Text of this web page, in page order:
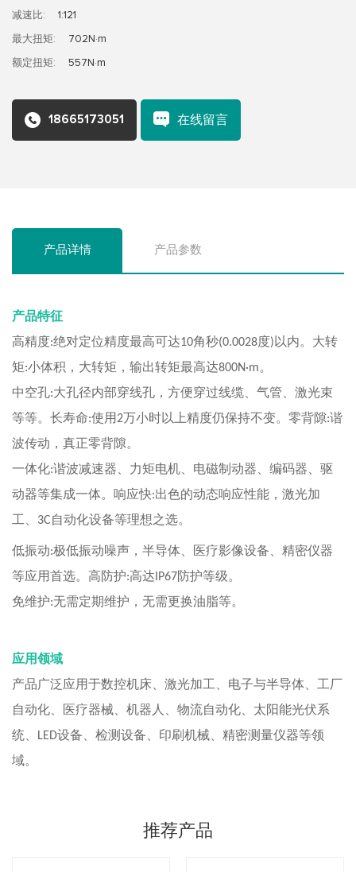
减速比: 1:121
最大扭矩: 702N·m
额定扭矩: 557N·m
18665173051 在线留言
产品详情 产品参数
产品特征
高精度:绝对定位精度最高可达10角秒(0.0028度) 以内。大转
矩:小体积，大转矩，输出转矩最高达800N·m。
中空孔:大孔径内部穿线孔，方便穿过线缆、气管、激光束
等等。长寿命:使用2万小时以上精度仍保持不变。零背隙:谐
波传动，真正零背隙。
一体化:谐波减速器、力矩电机、电磁制动器、编码器、驱
动器等集成一体。响应快:出色的动态响应性能，激光加
工、 3C自动化设备等理想之选。
低振动:极低振动噪声，半导体、医疗影像设备、精密仪器
等应用首选。高防护:高达 IP67防护等级。
免维护:无需定期维护，无需更换油脂等。
应用领域
产品广泛应用于数控机床、激光加工、电子与半导体、工厂
自动化、医疗器械、机器人、物流自动化、太阳能光伏系
统、
LED设备、检测设备、印刷机械、精密测量仪器等领
域。
推荐产品